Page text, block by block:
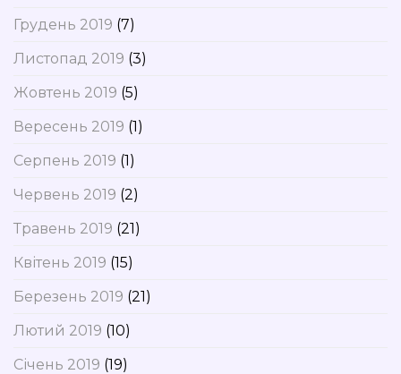
Грудень 2019 (7)
Листопад 2019 (3)
Жовтень 2019 (5)
Вересень 2019 (1)
Серпень 2019 (1)
Червень 2019 (2)
Травень 2019 (21)
Квітень 2019 (15)
Березень 2019 (21)
Лютий 2019 (10)
Січень 2019 (19)